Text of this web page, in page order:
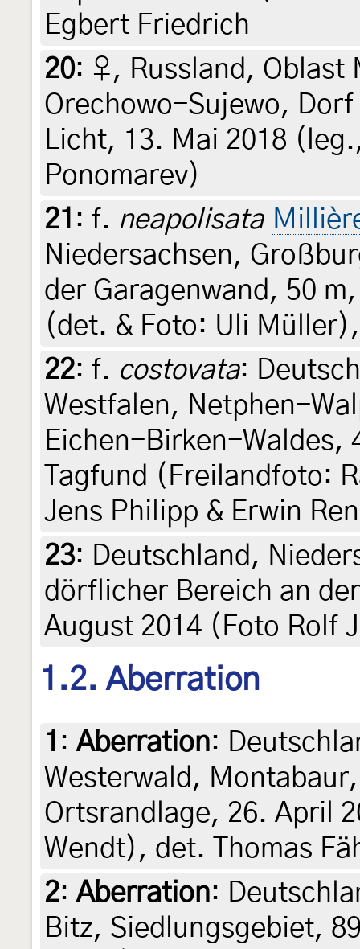
Egbert Friedrich
20: ♀, Russland, Oblast
Orechowo-Sujewo,
Licht, 13. Mai 2018
Ponomarev)
21 : f. neapolisata
Niedersachsen,
der Garagenwand, 50
(det. & Foto: Uli
22: f. costovata:
Westfalen, Netphen-
Eichen-Birken-Waldes,
Tagfund (Freilandfoto:
Jens Philipp & Erwin
23: Deutschland,
dörflicher Bereich an
August 2014 (Foto Rolf
1.2. Aberration
1 :Aberration:
Westerwald,
Ortsrandlage, 26. April
Wendt), det. Thomas
2:Aberration:
Bitz, Siedlungsgebiet,